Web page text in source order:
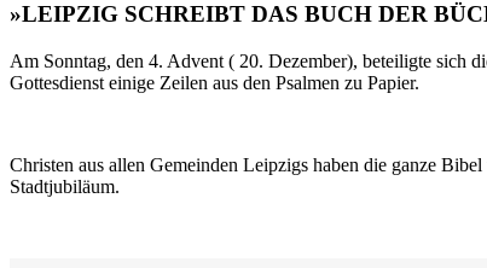
»LEIPZIG SCHREIBT DAS BUCH DER
Am Sonntag, den 4. Advent ( 20. Dezember), beteiligte sich
Gottesdienst einige Zeilen aus den Psalmen zu Papier.
Christen aus allen Gemeinden Leipzigs haben die ganze
Stadtjubiläum.